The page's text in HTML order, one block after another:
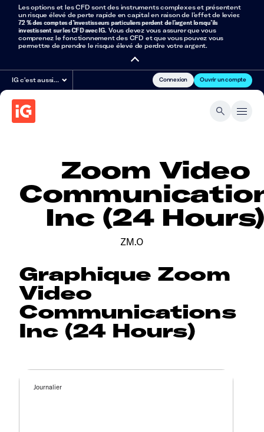
Les options et les CFD sont des instruments complexes et présentent
un risque élevé de perte rapide en capital en raison de l’effet de levier.
72 % des comptes d’investisseurs particuliers perdent de l’argent lorsqu’ils
investissent sur les CFD avec IG. Vous devez vous assurer que vous
comprenez le fonctionnement des CFD et que vous pouvez vous
permettre de prendre le risque élevé de perdre votre argent.
IG c'est aussi… Connexion Ouvrir un compte
Zoom Video
Inc (24
ZM.O
Graphique Zoom
Video
Communications
Inc (24 Hours)
Journalier